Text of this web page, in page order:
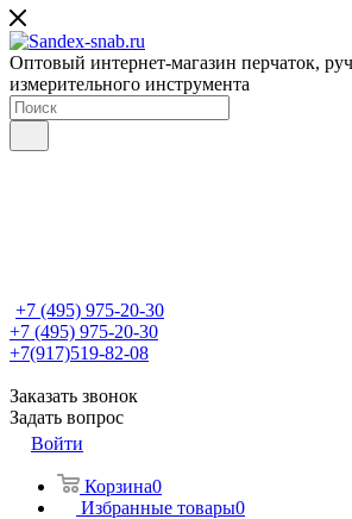
Оптовый интернет-магазин перчаток,
измерительного инструмента
+7 (495) 975-20-30
+7 (495) 975-20-30
+7(917)519-82-08
Заказать звонок
Задать вопрос
Войти
Корзина0
Избранные товары0